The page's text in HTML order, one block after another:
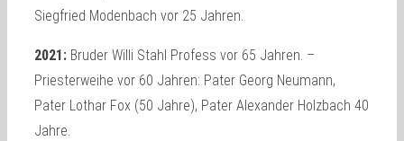
Siegfried Modenbach vor 25 Jahren.
2021: Bruder Willi Stahl Profess vor 65 Jahren. –
Priesterweihe vor 60 Jahren: Pater Georg Neumann,
Pater Lothar Fox (50 Jahre), Pater Alexander Holzbach 40
Jahre.